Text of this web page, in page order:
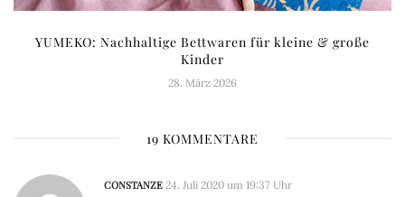
YUMEKO: Nachhaltige Bettwaren für kleine & große
Kinder
28. März 2026
19 KOMMENTARE
CONSTANZE 24. Juli 2020 um 19:37 Uhr